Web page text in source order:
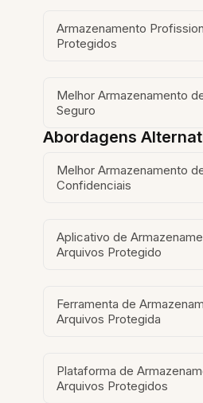
Armazenamento
Protegidos
Melhor Armazenamento
Seguro
Abordagens
Melhor Armazenamento
Confidenciais
Aplicativo de
Arquivos Protegido
Ferramenta de
Arquivos Protegida
Plataforma de
Arquivos Protegidos